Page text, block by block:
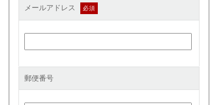
メールアドレス
郵便番号